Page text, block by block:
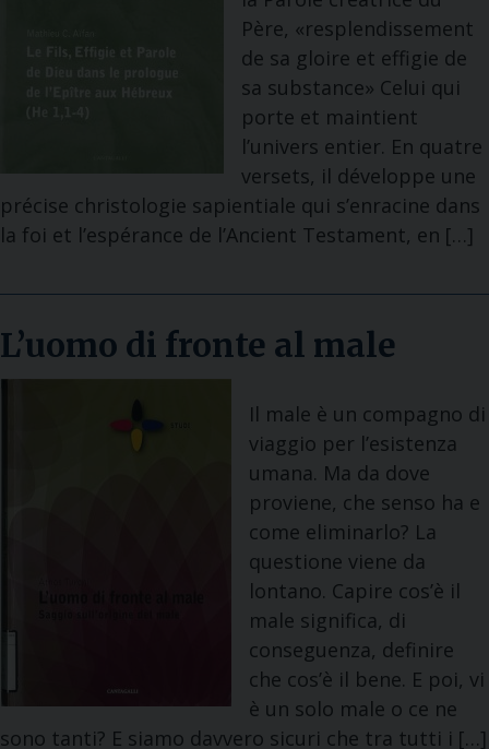
Père, «resplendissement
de sa gloire et effigie de
sa substance» Celui qui
porte et maintient
l’univers entier. En quatre
versets, il développe une
précise christologie sapientiale qui s’enracine dans
la foi et l’espérance de l’Ancient Testament, en […]
L’uomo di fronte al male
Il male è un compagno di
viaggio per l’esistenza
umana. Ma da dove
proviene, che senso ha e
come eliminarlo? La
questione viene da
lontano. Capire cos’è il
male significa, di
conseguenza, definire
che cos’è il bene. E poi, vi
è un solo male o ce ne
sono tanti? E siamo davvero sicuri che tra tutti i […]